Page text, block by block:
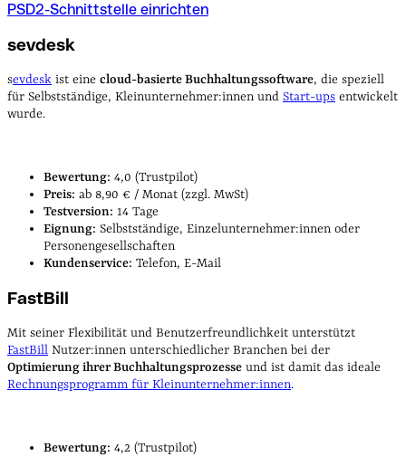
PSD2-Schnittstelle einrichten
sevdesk
sevdesk ist eine cloud-basierte Buchhaltungssoftware, die speziell
für Selbstständige, Kleinunternehmer:innen und Start-ups entwickelt
wurde.
Bewertung: 4,0 (Trustpilot)
Preis: ab 8,90 € / Monat (zzgl. MwSt)
Testversion: 14 Tage
Eignung: Selbstständige, Einzelunternehmer:innen oder
Personengesellschaften
Kundenservice: Telefon, E-Mail
FastBill
Mit seiner Flexibilität und Benutzerfreundlichkeit unterstützt
FastBill Nutzer:innen unterschiedlicher Branchen bei der
Optimierung ihrer Buchhaltungsprozesse und ist damit das ideale
Rechnungsprogramm für Kleinunternehmer:innen.
Bewertung: 4,2 (Trustpilot)